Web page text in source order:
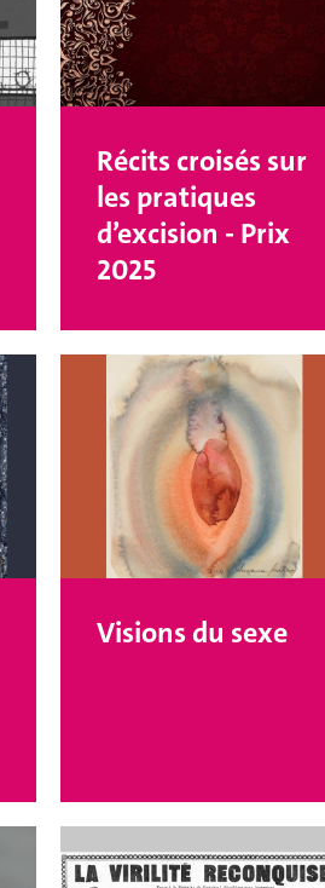
Récits croisés sur
les pratiques
d’excision - Prix
2025
Visions du sexe